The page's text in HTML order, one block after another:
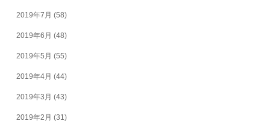
2019年7月 (58)
2019年6月 (48)
2019年5月 (55)
2019年4月 (44)
2019年3月 (43)
2019年2月 (31)